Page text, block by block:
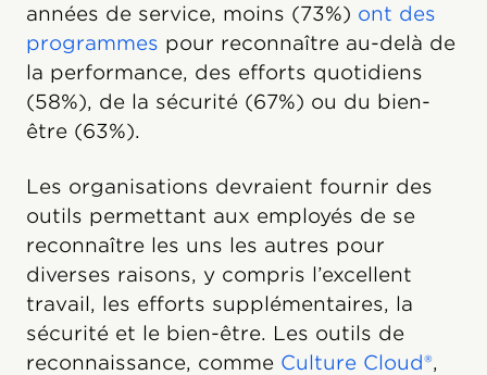
années de service, moins (73%) ont des
programmes pour reconnaître au-delà de
la performance, des efforts quotidiens
(58%), de la sécurité (67%) ou du bien-
être (63%).
Les organisations devraient fournir des
outils permettant aux employés de se
reconnaître les uns les autres pour
diverses raisons, y compris l’excellent
travail, les efforts supplémentaires, la
sécurité et le bien-être. Les outils de
reconnaissance, comme Culture Cloud®,